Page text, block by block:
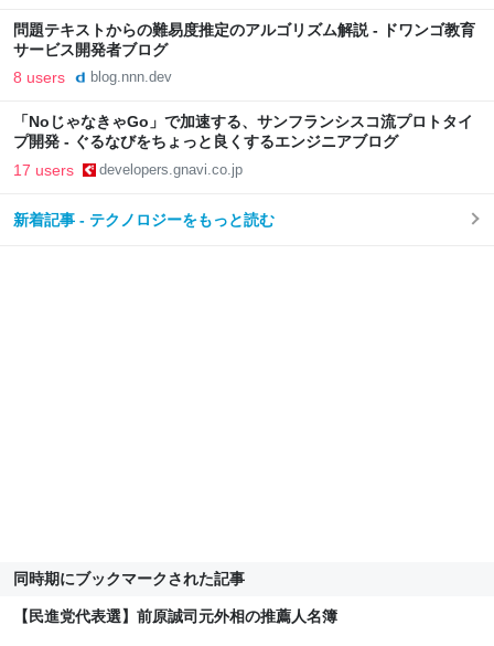
問題テキストからの難易度推定のアルゴリズム解説 - ドワンゴ教育
サービス開発者ブログ
8 users blog.nnn.dev
「NoじゃなきゃGo」で加速する、サンフランシスコ流プロトタイ
プ開発 - ぐるなびをちょっと良くするエンジニアブログ
17 users developers.gnavi.co.jp
新着記事 - テクノロジーをもっと読む
同時期にブックマークされた記事
【民進党代表選】前原誠司元外相の推薦人名簿